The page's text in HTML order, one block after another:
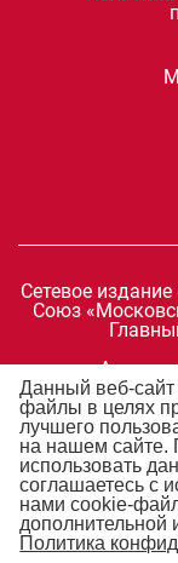
Сетевое
Союз
Адрес:
E-
сфере связи,
Данный веб-сайт
файлы в целях
лучшего
на нашем сайте.
использовать
соглашаетесь с
нами cookie-
Политика